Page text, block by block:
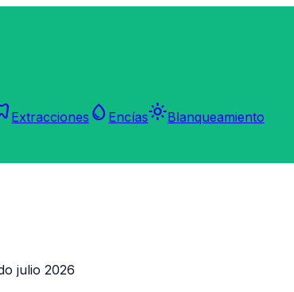
Extracciones water_drop Encíaslight_modeBlanqueamiento
julio 2026